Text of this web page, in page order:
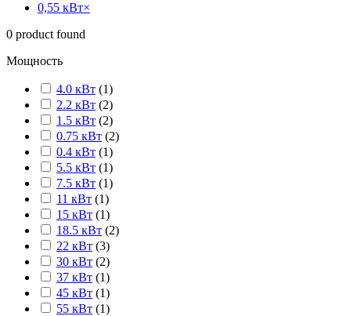
0,55 кВт×
0 product found
Мощность
4.0 кВт (1)
2.2 кВт (2)
1.5 кВт (2)
0.75 кВт (2)
0.4 кВт (1)
5.5 кВт (1)
7.5 кВт (1)
11 кВт (1)
15 кВт (1)
18.5 кВт (2)
22 кВт (3)
30 кВт (2)
37 кВт (1)
45 кВт (1)
55 кВт (1)